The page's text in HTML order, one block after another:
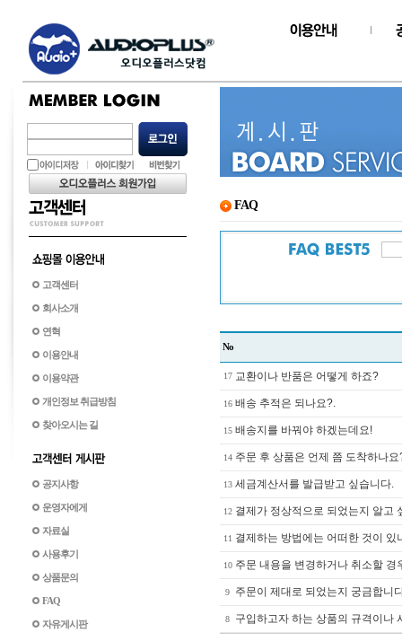
고객센터
회사소개
연혁
이용안내
이용약관
개인정보 취급방침
찾아오시는 길
공지사항
운영자에게
자료실
사용후기
상품문의
FAQ
자유게시판
FAQ
No
17 교환이나 반품은 어떻게 하죠?
16 배송 추적은 되나요?.
15 배송지를 바꿔야 하겠는데요!
14 주문 후 상품은 언제 쯤 도착하나요
13 세금계산서를 발급받고 싶습니다.
12 결제가 정상적으로 되었는지 알고
11 결제하는 방법에는 어떠한 것이 있
10 주문 내용을 변경하거나 취소할 경
9 주문이 제대로 되었는지 궁금합니
8 구입하고자 하는 상품의 규격이나